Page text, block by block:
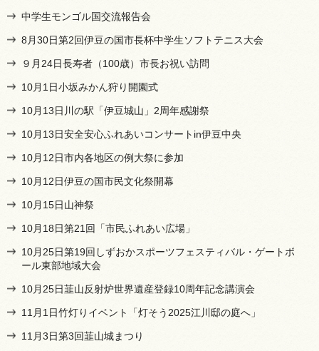
中学生モンゴル国交流報告会
8月30日第2回伊豆の国市長杯中学生ソフトテニス大会
９月24日長寿者（100歳）市長お祝い訪問
10月1日小坂みかん狩り開園式
10月13日川の駅「伊豆城山」2周年感謝祭
10月13日安全安心ふれあいコンサートin伊豆中央
10月12日市内各地区の例大祭に参加
10月12日伊豆の国市民文化祭開幕
10月15日山神祭
10月18日第21回「市民ふれあい広場」
10月25日第19回しずおかスポーツフェスティバル・ゲートボ
ール東部地域大会
10月25日韮山反射炉世界遺産登録10周年記念講演会
11月1日竹灯りイベント「灯そう2025江川邸の庭へ」
11月3日第3回韮山城まつり